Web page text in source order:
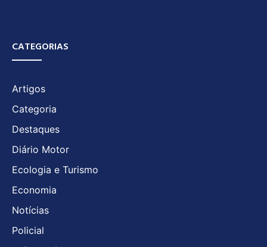
CATEGORIAS
Artigos
Categoria
Destaques
Diário Motor
Ecologia e Turismo
Economia
Notícias
Policial